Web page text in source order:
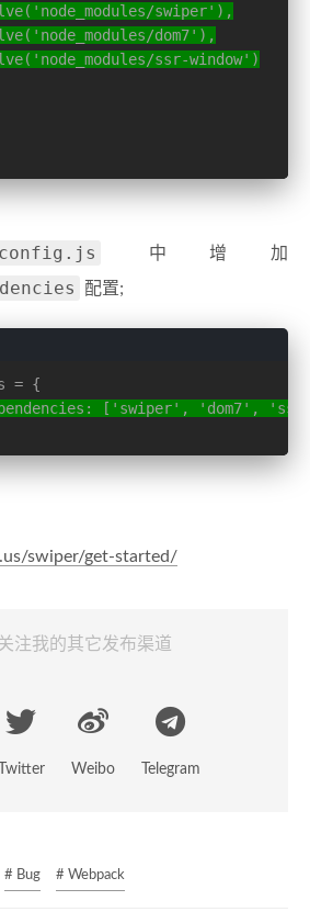
swiper'),
dom7'),
ssr-window')
中增加
配置;
= {
['swiper', 'dom7',
swiper/get-started/
注我的其它发布渠道
Twitter Weibo Telegram
# Bug # Webpack